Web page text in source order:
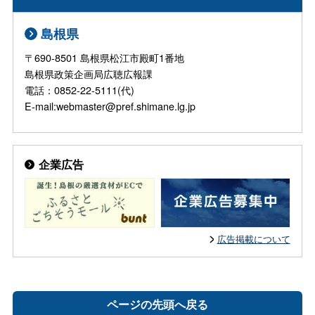
島根県
〒690-8501 島根県松江市殿町1番地
島根県政策企画局広聴広報課
電話：0852-22-5111(代)
E-mail:webmaster@pref.shimane.lg.jp
企業広告
広告掲載について
ページの先頭へ戻る